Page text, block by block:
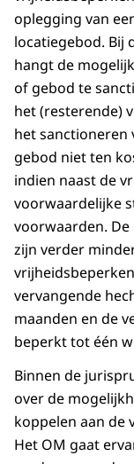
oplegging van
locatiegebod. Bij
hangt de
of gebod te
het (resterende)
het sanctioneren
gebod niet ten
indien naast de
voorwaardelijke
voorwaarden.
zijn verder
vervangende
maanden en de
beperkt tot één
Binnen de
over de
koppelen aan de
Het OM gaat